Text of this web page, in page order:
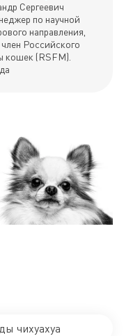
Сергеевич
по научной
направления,
Российского
кошек (RSFM).
чихуахуа